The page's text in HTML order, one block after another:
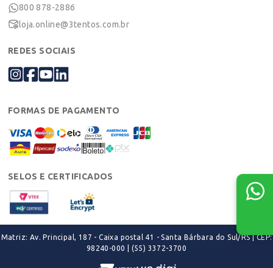
800 878-2886
loja.online@3tentos.com.br
REDES SOCIAIS
FORMAS DE PAGAMENTO
SELOS E CERTIFICADOS
Matriz: Av. Principal, 187 - Caixa postal 41 - Santa Bárbara do Sul/RS | CEP:
98240-000 | (55) 3372-3700